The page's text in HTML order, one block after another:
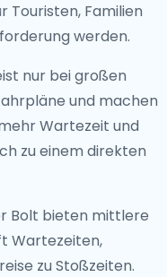
Touristen, Familien
werden.
nur bei großen
und machen
Wartezeit und
zu einem direkten
Bolt bieten mittlere
Wartezeiten,
zu Stoßzeiten.